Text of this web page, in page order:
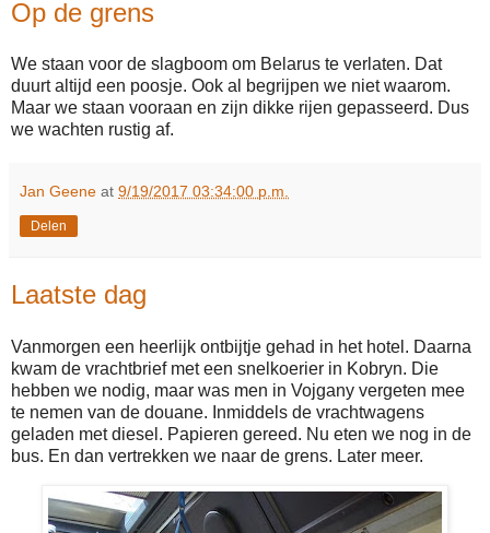
Op de grens
We staan voor de slagboom om Belarus te verlaten. Dat
duurt altijd een poosje. Ook al begrijpen we niet waarom.
Maar we staan vooraan en zijn dikke rijen gepasseerd. Dus
we wachten rustig af.
Jan Geene at 9/19/2017 03:34:00 p.m.
Delen
Laatste dag
Vanmorgen een heerlijk ontbijtje gehad in het hotel. Daarna
kwam de vrachtbrief met een snelkoerier in Kobryn. Die
hebben we nodig, maar was men in Vojgany vergeten mee
te nemen van de douane. Inmiddels de vrachtwagens
geladen met diesel. Papieren gereed. Nu eten we nog in de
bus. En dan vertrekken we naar de grens. Later meer.